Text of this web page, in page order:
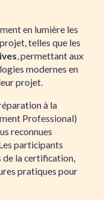
en lumière les
telles que les
, permettant aux
modernes en
projet.
à la
Professional)
reconnues
participants
de la certification,
pratiques pour